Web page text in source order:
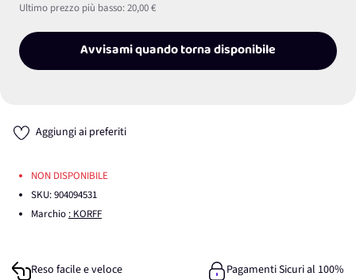
Ultimo prezzo più basso:20,00 €
Avvisami quando torna disponibile
Aggiungi ai preferiti
NON DISPONIBILE
SKU:904094531
Marchio : KORFF
Reso facile e veloce
Pagamenti Sicuri al 100%